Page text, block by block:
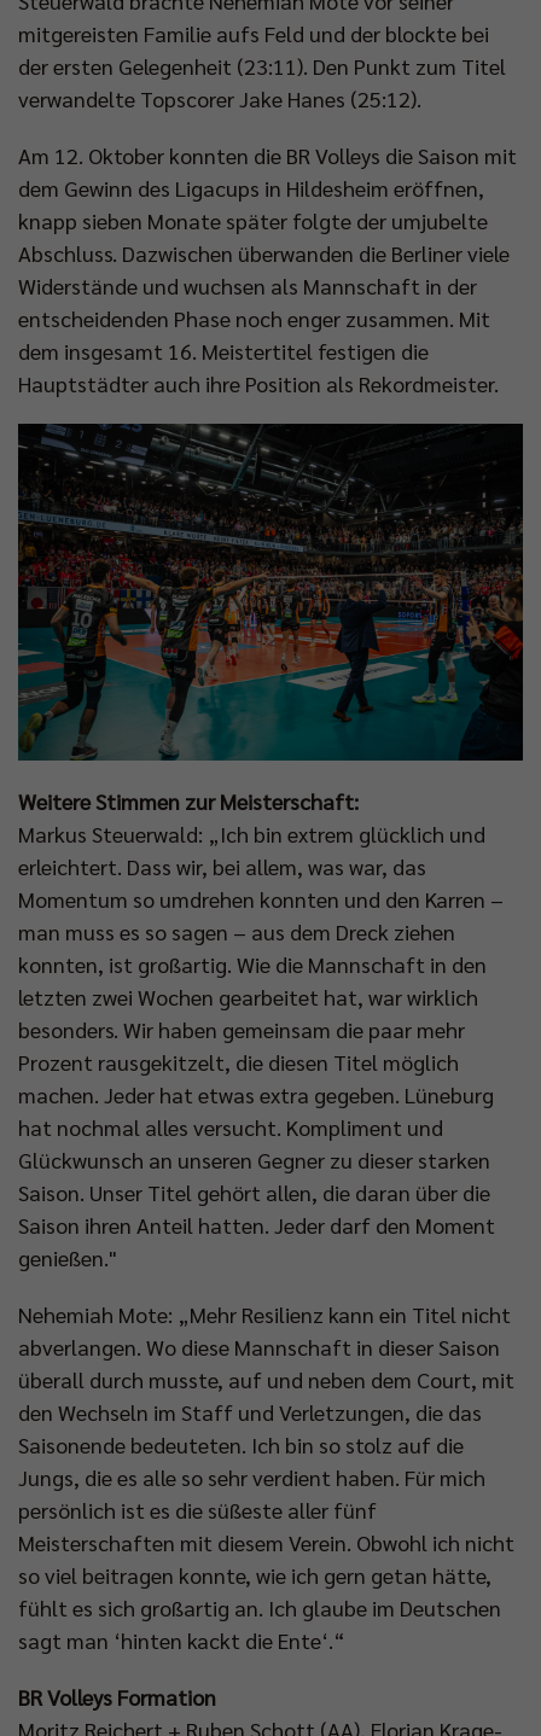
mitgereisten Familie aufs Feld und der blockte bei
der ersten Gelegenheit (23:11). Den Punkt zum Titel
verwandelte Topscorer Jake Hanes (25:12).
Am 12. Oktober konnten die BR Volleys die Saison mit
dem Gewinn des Ligacups in Hildesheim eröffnen,
knapp sieben Monate später folgte der umjubelte
Abschluss. Dazwischen überwanden die Berliner viele
Widerstände und wuchsen als Mannschaft in der
entscheidenden Phase noch enger zusammen. Mit
dem insgesamt 16. Meistertitel festigen die
Hauptstädter auch ihre Position als Rekordmeister.
Weitere Stimmen zur Meisterschaft:
Markus Steuerwald: „Ich bin extrem glücklich und
erleichtert. Dass wir, bei allem, was war, das
Momentum so umdrehen konnten und den Karren –
man muss es so sagen – aus dem Dreck ziehen
konnten, ist großartig. Wie die Mannschaft in den
letzten zwei Wochen gearbeitet hat, war wirklich
besonders. Wir haben gemeinsam die paar mehr
Prozent rausgekitzelt, die diesen Titel möglich
machen. Jeder hat etwas extra gegeben. Lüneburg
hat nochmal alles versucht. Kompliment und
Glückwunsch an unseren Gegner zu dieser starken
Saison. Unser Titel gehört allen, die daran über die
Saison ihren Anteil hatten. Jeder darf den Moment
genießen."
Nehemiah Mote: „Mehr Resilienz kann ein Titel nicht
abverlangen. Wo diese Mannschaft in dieser Saison
überall durch musste, auf und neben dem Court, mit
den Wechseln im Staff und Verletzungen, die das
Saisonende bedeuteten. Ich bin so stolz auf die
Jungs, die es alle so sehr verdient haben. Für mich
persönlich ist es die süßeste aller fünf
Meisterschaften mit diesem Verein. Obwohl ich nicht
so viel beitragen konnte, wie ich gern getan hätte,
fühlt es sich großartig an. Ich glaube im Deutschen
sagt man ‘hinten kackt die Ente‘.“
BR Volleys Formation
Moritz Reichert + Ruben Schott (AA), Florian Krage-